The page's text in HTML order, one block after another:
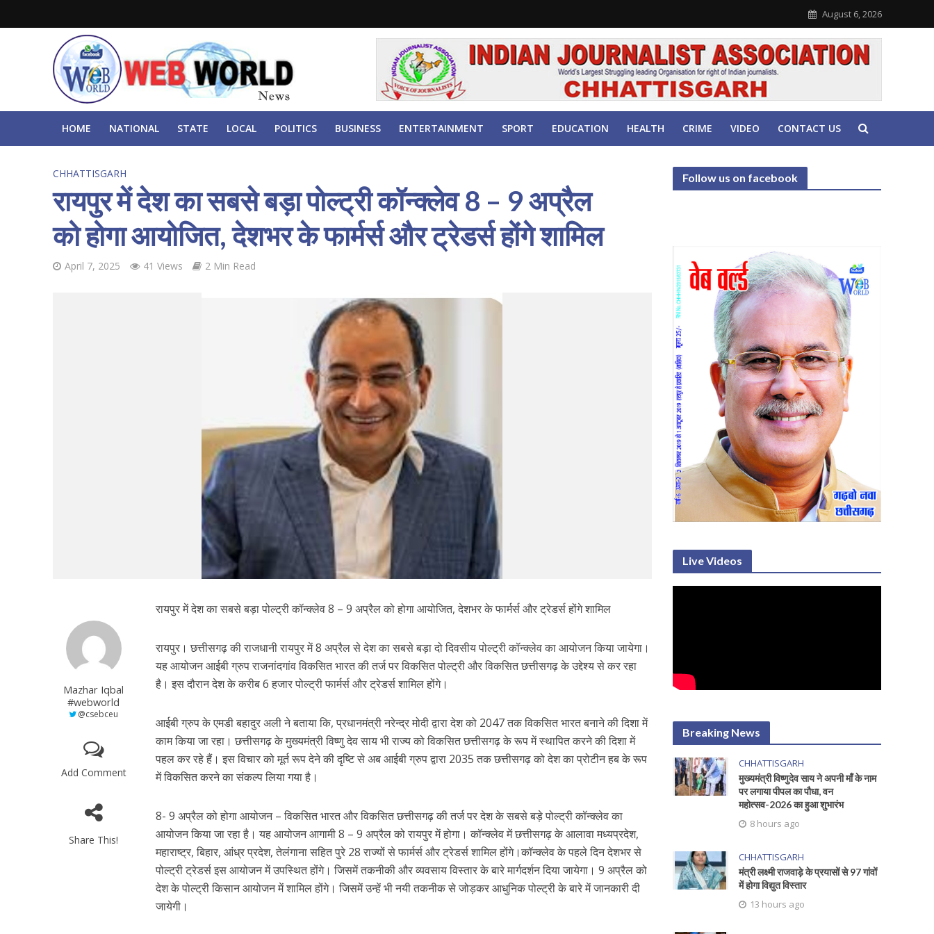
August 6, 2026
HOME NATIONAL STATE LOCAL POLITICS BUSINESS ENTERTAINMENT SPORT EDUCATION HEALTH CRIME VIDEO CONTACT US
CHHATTISGARH
रायपुर में देश का सबसे बड़ा पोल्ट्री कॉन्क्लेव 8 – 9 अप्रैल
को होगा आयोजित, देशभर के फार्मर्स और ट्रेडर्स होंगे शामिल
April 7, 2025 41 Views 2 Min Read
Mazhar Iqbal
#webworld
@csebceu
Add Comment
Share This!
रायपुर में देश का सबसे बड़ा पोल्ट्री कॉन्क्लेव 8 – 9 अप्रैल को होगा आयोजित, देशभर के फार्मर्स और ट्रेडर्स होंगे शामिल
रायपुर। छत्तीसगढ़ की राजधानी रायपुर में 8 अप्रैल से देश का सबसे बड़ा दो दिवसीय पोल्ट्री कॉन्क्लेव का आयोजन किया जायेगा।
यह आयोजन आईबी ग्रुप राजनांदगांव विकसित भारत की तर्ज पर विकसित पोल्ट्री और विकसित छत्तीसगढ़ के उद्देश्य से कर रहा
है। इस दौरान देश के करीब 6 हजार पोल्ट्री फार्मर्स और ट्रेडर्स शामिल होंगे।
आईबी ग्रुप के एमडी बहादुर अली ने बताया कि, प्रधानमंत्री नरेन्द्र मोदी द्वारा देश को 2047 तक विकसित भारत बनाने की दिशा में
काम किया जा रहा। छत्तीसगढ़ के मुख्यमंत्री विष्णु देव साय भी राज्य को विकसित छत्तीसगढ़ के रूप में स्थापित करने की दिशा में
पहल कर रहे हैं। इस विचार को मूर्त रूप देने की दृष्टि से अब आईबी ग्रुप द्वारा 2035 तक छत्तीसगढ़ को देश का प्रोटीन हब के रूप
में विकसित करने का संकल्प लिया गया है।
8- 9 अप्रैल को होगा आयोजन – विकसित भारत और विकसित छत्तीसगढ़ की तर्ज पर देश के सबसे बड़े पोल्ट्री कॉन्क्लेव का
आयोजन किया जा रहा है। यह आयोजन आगामी 8 – 9 अप्रैल को रायपुर में होगा। कॉन्क्लेव में छत्तीसगढ़ के आलावा मध्यप्रदेश,
महाराष्ट्र, बिहार, आंध्र प्रदेश, तेलंगाना सहित पुरे 28 राज्यों से फार्मर्स और ट्रेडर्स शामिल होंगे।कॉन्क्लेव के पहले दिन देशभर से
पोल्ट्री ट्रेडर्स इस आयोजन में उपस्थित होंगे। जिसमें तकनीकी और व्यवसाय विस्तार के बारे मार्गदर्शन दिया जायेगा। 9 अप्रैल को
देश के पोल्ट्री किसान आयोजन में शामिल होंगे। जिसमें उन्हें भी नयी तकनीक से जोड़कर आधुनिक पोल्ट्री के बारे में जानकारी दी
जायेगी।
Follow us on facebook
Live Videos
Breaking News
CHHATTISGARH
मुख्यमंत्री विष्णुदेव साय ने अपनी माँ के नाम
पर लगाया पीपल का पौधा, वन
महोत्सव-2026 का हुआ शुभारंभ
8 hours ago
CHHATTISGARH
मंत्री लक्ष्मी राजवाड़े के प्रयासों से 97 गांवों
में होगा विद्युत विस्तार
13 hours ago